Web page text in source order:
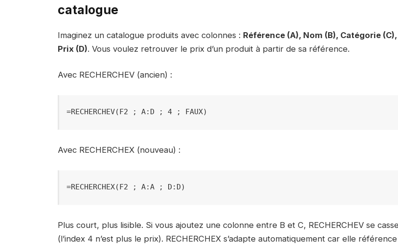
catalogue
Imaginez un catalogue produits avec colonnes : Référence (A), Nom (B), Catégorie (C),
Prix (D). Vous voulez retrouver le prix d’un produit à partir de sa référence.
Avec RECHERCHEV (ancien) :
=RECHERCHEV(F2 ; A:D ; 4 ; FAUX)
Avec RECHERCHEX (nouveau) :
=RECHERCHEX(F2 ; A:A ; D:D)
Plus court, plus lisible. Si vous ajoutez une colonne entre B et C, RECHERCHEV se
(l’index 4 n’est plus le prix). RECHERCHEX s’adapte automatiquement car elle référence